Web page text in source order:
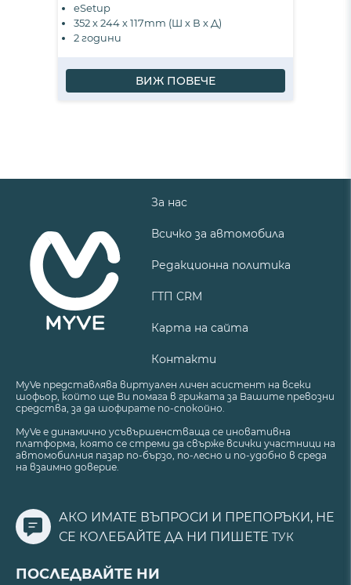
eSetup
352 х 244 х 117mm (Ш х В х Д)
2 години
ВИЖ ПОВЕЧЕ
За нас
Всичко за автомобила
Редакционна политика
ГТП CRM
Карта на сайта
Контакти
MyVe представлява виртуален личен асистент на всеки
шофьор, който ще Ви помага в грижата за Вашите превозни
средства, за да шофирате по-спокойно.
MyVe е динамично усъвършенстваща се иновативна
платформа, която се стреми да свърже всички участници на
автомобилния пазар по-бързо, по-лесно и по-удобно в среда
на взаимно доверие.
АКО ИМАТЕ ВЪПРОСИ И ПРЕПОРЪКИ, НЕ
СЕ КОЛЕБАЙТЕ ДА НИ ПИШЕТЕ ТУК
ПОСЛЕДВАЙТЕ НИ